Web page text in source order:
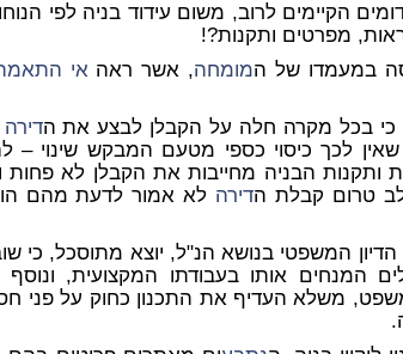
הקיימים לרוב, משום עידוד בניה לפי
מפרטים ותקנות?!
במעמדו של המומחה, אשר ראהאי
כי בכל מקרה חלה על הקבלן לבצע את הדירה
לכך כיסוי כספי מטעם המבקש שינוי –
הבניה מחייבות את הקבלן לא פחות
טרום קבלת הדירה לא אמור לדעת מהם
המשפטי בנושא הנ"ל, יוצא מתוסכל, כי
המנחים אותו בעבודתו המקצועית,
משלא העדיף את התכנון כחוק על פני